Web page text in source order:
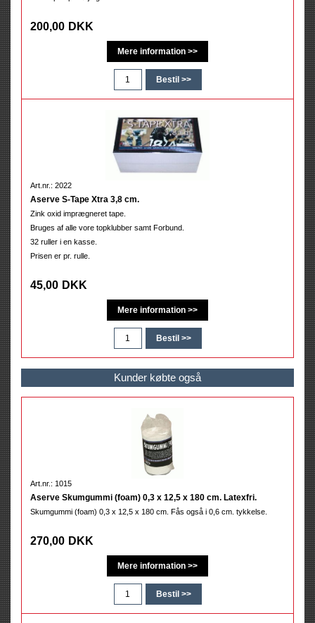
200,00 DKK
Art.nr.: 2022
Aserve S-Tape Xtra 3,8 cm.
Zink oxid imprægneret tape.
Bruges af alle vore topklubber samt Forbund.
32 ruller i en kasse.
Prisen er pr. rulle.
45,00 DKK
Kunder købte også
Art.nr.: 1015
Aserve Skumgummi (foam) 0,3 x 12,5 x 180 cm. Latexfri.
Skumgummi (foam) 0,3 x 12,5 x 180 cm. Fås også i 0,6 cm. tykkelse.
270,00 DKK